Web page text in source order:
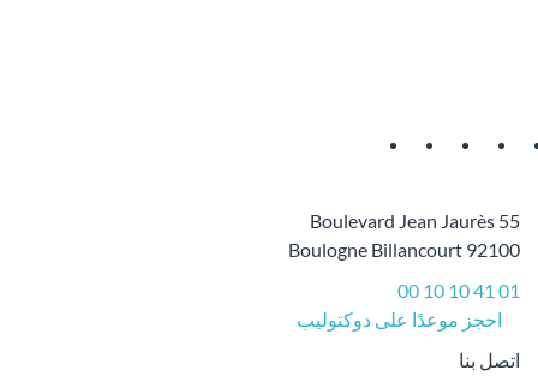
55 Boulevard Jean Jaurès
92100 Boulogne Billancourt
01 41 10 10 00
احجز موعدًا على دوكتوليب
اتصل بنا